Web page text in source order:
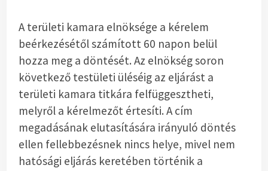
A területi kamara elnöksége a kérelem
beérkezésétől számított 60 napon belül
hozza meg a döntését. Az elnökség soron
következő testületi üléséig az eljárást a
területi kamara titkára felfüggesztheti,
melyről a kérelmezőt értesíti. A cím
megadásának elutasítására irányuló döntés
ellen fellebbezésnek nincs helye, mivel nem
hatósági eljárás keretében történik a